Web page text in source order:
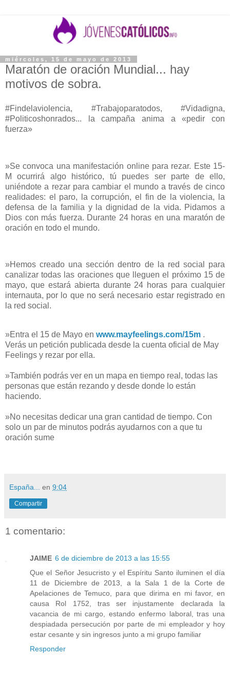
miércoles, 15 de mayo de 2013
Maratón de oración Mundial... hay
motivos de sobra.
#Findelaviolencia, #Trabajoparatodos, #Vidadigna,
#Politicoshonrados... la campaña anima a «pedir con
fuerza»
»Se convoca una manifestación online para rezar. Este 15-
M ocurrirá algo histórico, tú puedes ser parte de ello,
uniéndote a rezar para cambiar el mundo a través de cinco
realidades: el paro, la corrupción, el fin de la violencia, la
defensa de la familia y la dignidad de la vida. Pidamos a
Dios con más fuerza. Durante 24 horas en una maratón de
oración en todo el mundo.
»Hemos creado una sección dentro de la red social para
canalizar todas las oraciones que lleguen el próximo 15 de
mayo, que estará abierta durante 24 horas para cualquier
internauta, por lo que no será necesario estar registrado en
la red social.
»Entra el 15 de Mayo en www.mayfeelings.com/15m .
Verás un petición publicada desde la cuenta oficial de May
Feelings y rezar por ella.
»También podrás ver en un mapa en tiempo real, todas las
personas que están rezando y desde donde lo están
haciendo.
»No necesitas dedicar una gran cantidad de tiempo. Con
solo un par de minutos podrás ayudarnos con a que tu
oración sume
España... en 9:04
Compartir
1 comentario:
JAIME 6 de diciembre de 2013 a las 15:55
Que el Señor Jesucristo y el Espíritu Santo iluminen el día
11 de Diciembre de 2013, a la Sala 1 de la Corte de
Apelaciones de Temuco, para que dirima en mi favor, en
causa Rol 1752, tras ser injustamente declarada la
vacancia de mi cargo, estando enfermo laboral, tras una
despiadada persecución por parte de mi empleador y hoy
estar cesante y sin ingresos junto a mi grupo familiar
Responder